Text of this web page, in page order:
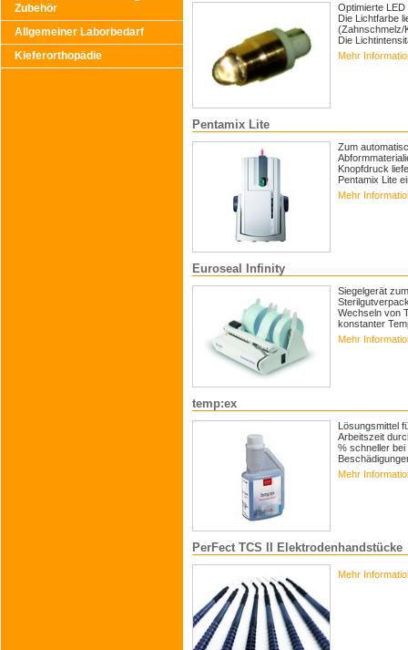
Zubehör
Allgemeiner Laborbedarf
Kieferorthopädie
Optimierte
Die Lichtfarbe
(Zahnschmelz/
Die
Mehr
Pentamix Lite
Zum
Knopfdruck
Pentamix Lite
Mehr
Euroseal Infinity
Siegelgerät
Wechseln von
konstanter
Mehr
temp:ex
Lösungsmittel
Arbeitszeit
% schneller bei
Mehr
PerFect TCS II Elektrodenhandstücke
Mehr